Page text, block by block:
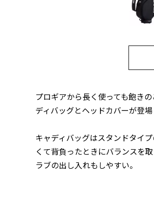
プロギアから長く使っても飽き
ディバッグとヘッドカバーが登場
キャディバッグはスタンドタイ
くて背負ったときにバランスを
ラブの出し入れもしやすい。